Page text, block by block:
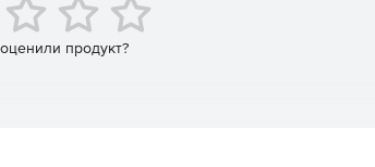
8 с поддержкой сенсорного ввода –
продукт?